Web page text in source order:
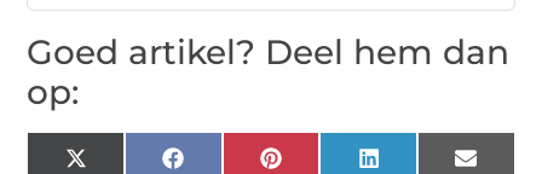
Goed artikel? Deel hem dan
op:
X
Facebook Pinterest LinkedIn Email